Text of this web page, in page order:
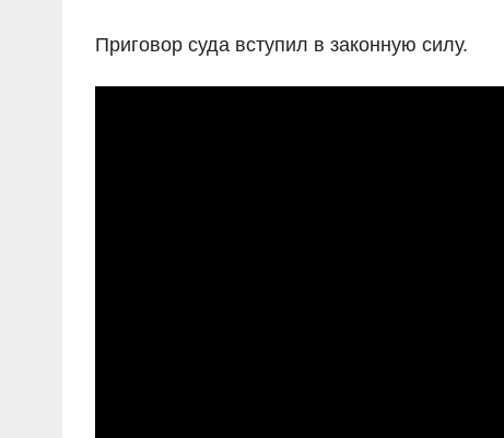
Приговор суда вступил в законную силу.